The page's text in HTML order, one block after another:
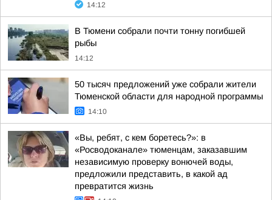
14:12
В Тюмени собрали почти тонну погибшей
рыбы
14:12
50 тысяч предложений уже собрали жители
Тюменской области для народной программы
14:10
«Вы, ребят, с кем боретесь?»: в
«Росводоканале» тюменцам, заказавшим
независимую проверку вонючей воды,
предложили представить, в какой ад
превратится жизнь